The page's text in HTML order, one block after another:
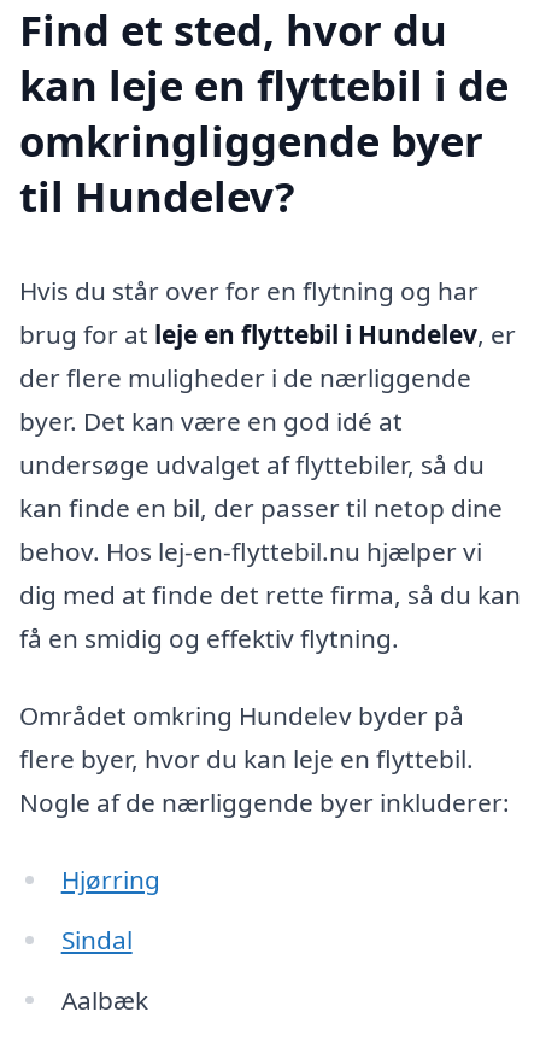
Find et sted, hvor du
kan leje en flyttebil i de
omkringliggende byer
til Hundelev?
Hvis du står over for en flytning og har
brug for at leje en flyttebil i Hundelev, er
der flere muligheder i de nærliggende
byer. Det kan være en god idé at
undersøge udvalget af flyttebiler, så du
kan finde en bil, der passer til netop dine
behov. Hos lej-en-flyttebil.nu hjælper vi
dig med at finde det rette firma, så du kan
få en smidig og effektiv flytning.
Området omkring Hundelev byder på
flere byer, hvor du kan leje en flyttebil.
Nogle af de nærliggende byer inkluderer:
Hjørring
Sindal
Aalbæk